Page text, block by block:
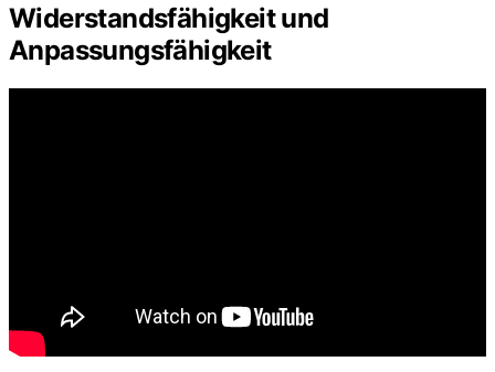
Widerstandsfähigkeit und
Anpassungsfähigkeit